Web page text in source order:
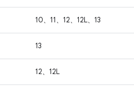
10、11、12、12L、13
13
12、12L